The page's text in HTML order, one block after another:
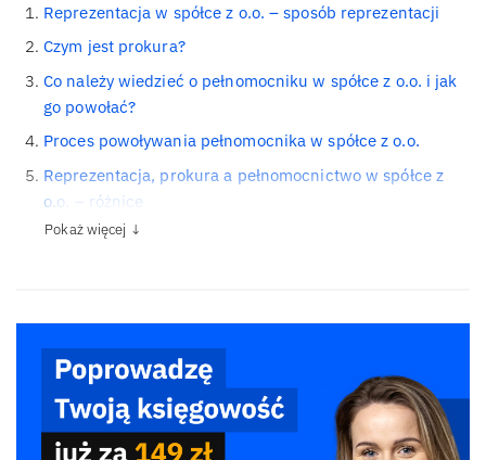
Reprezentacja w spółce z o.o. – sposób reprezentacji
Czym jest prokura?
Co należy wiedzieć o pełnomocniku w spółce z o.o. i jak
go powołać?
Proces powoływania pełnomocnika w spółce z o.o.
Reprezentacja, prokura a pełnomocnictwo w spółce z
o.o. – różnice
Pokaż więcej ↓